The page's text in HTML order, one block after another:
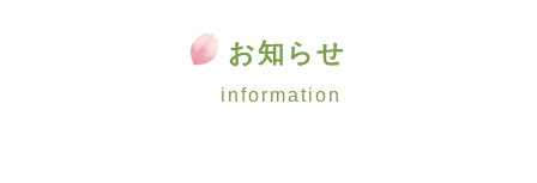
お知らせ
information